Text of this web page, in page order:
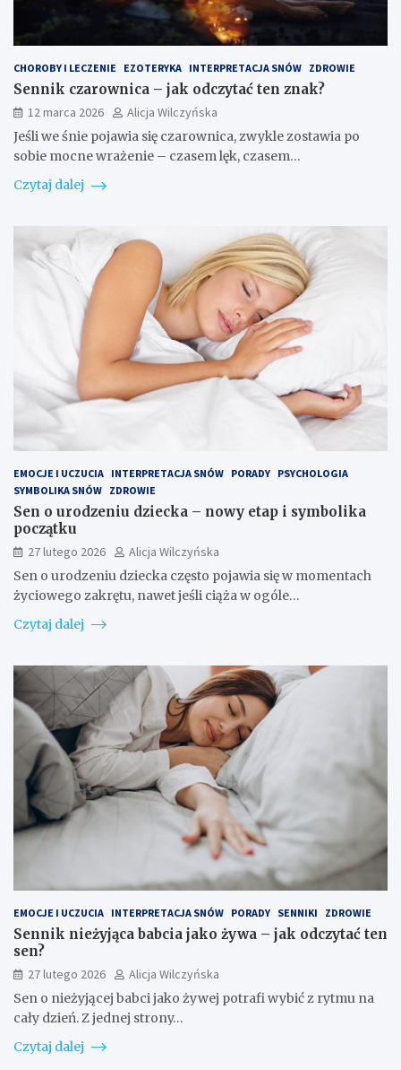
CHOROBY I LECZENIE EZOTERYKA INTERPRETACJA SNÓW ZDROWIE
Sennik czarownica – jak odczytać ten znak?
12 marca 2026
Alicja Wilczyńska
Jeśli we śnie pojawia się czarownica, zwykle zostawia po
sobie mocne wrażenie – czasem lęk, czasem…
Czytaj dalej
EMOCJE I UCZUCIA INTERPRETACJA SNÓW PORADY PSYCHOLOGIA
SYMBOLIKA SNÓW ZDROWIE
Sen o urodzeniu dziecka – nowy etap i symbolika
początku
27 lutego 2026
Alicja Wilczyńska
Sen o urodzeniu dziecka często pojawia się w momentach
życiowego zakrętu, nawet jeśli ciąża w ogóle…
Czytaj dalej
EMOCJE I UCZUCIA INTERPRETACJA SNÓW PORADY SENNIKI ZDROWIE
Sennik nieżyjąca babcia jako żywa – jak odczytać ten
sen?
27 lutego 2026
Alicja Wilczyńska
Sen o nieżyjącej babci jako żywej potrafi wybić z rytmu na
cały dzień. Z jednej strony…
Czytaj dalej